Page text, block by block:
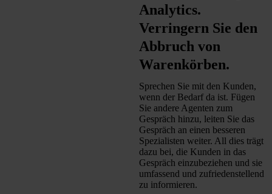
Analytics.
Verringern Sie den
Abbruch von
Warenkörben.
Sprechen Sie mit den Kunden,
wenn der Bedarf da ist. Fügen
Sie andere Agenten zum
Gespräch hinzu, leiten Sie das
Gespräch an einen besseren
Spezialisten weiter. All dies trägt
dazu bei, die Kunden in das
Gespräch einzubeziehen und sie
umfassend und zufriedenstellend
zu informieren.